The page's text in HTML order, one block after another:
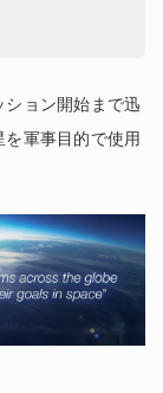
ョン開始まで迅
軍事目的で使用